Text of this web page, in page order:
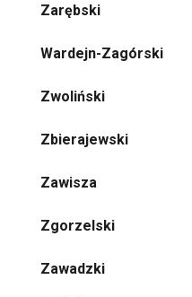
Zarębski
Wardejn-Zagórski
Zwoliński
Zbierajewski
Zawisza
Zgorzelski
Zawadzki